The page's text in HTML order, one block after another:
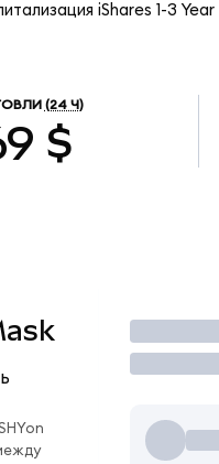
iShares 1-3
(24 Ч)
$